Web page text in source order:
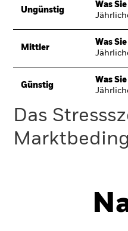
Ungünstig
Was
Mittler
Was
Günstig
Was
Das